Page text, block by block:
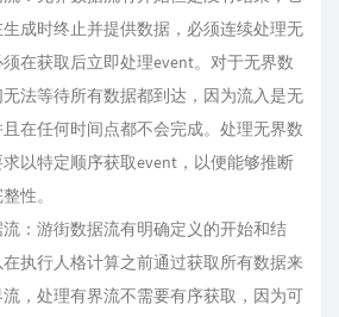
成时终止并提供数据，必须连续处理无
在获取后立即处理event。对于无界数
法等待所有数据都到达，因为流入是无
在任何时间点都不会完成。处理无界数
以特定顺序获取event，以便能够推断
性。
：游街数据流有明确定义的开始和结
执行人格计算之前通过获取所有数据来
，处理有界流不需要有序获取，因为可